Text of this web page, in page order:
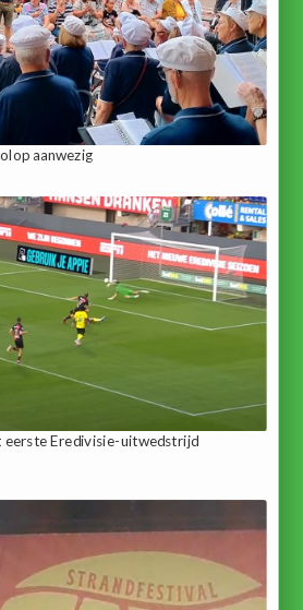
aanwezig
eerste Eredivisie-uitwedstrijd